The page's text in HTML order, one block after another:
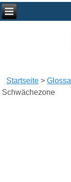
Startseite >
Schwächezone